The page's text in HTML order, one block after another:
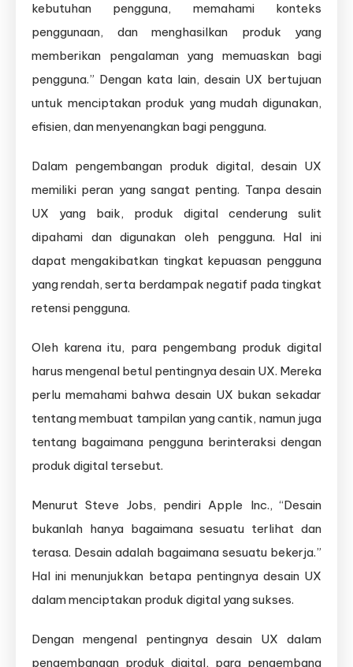
kebutuhan pengguna, memahami konteks
penggunaan, dan menghasilkan produk yang
memberikan pengalaman yang memuaskan bagi
pengguna.” Dengan kata lain, desain UX bertujuan
untuk menciptakan produk yang mudah digunakan,
efisien, dan menyenangkan bagi pengguna.
Dalam pengembangan produk digital, desain UX
memiliki peran yang sangat penting. Tanpa desain
UX yang baik, produk digital cenderung sulit
dipahami dan digunakan oleh pengguna. Hal ini
dapat mengakibatkan tingkat kepuasan pengguna
yang rendah, serta berdampak negatif pada tingkat
retensi pengguna.
Oleh karena itu, para pengembang produk digital
harus mengenal betul pentingnya desain UX. Mereka
perlu memahami bahwa desain UX bukan sekadar
tentang membuat tampilan yang cantik, namun juga
tentang bagaimana pengguna berinteraksi dengan
produk digital tersebut.
Menurut Steve Jobs, pendiri Apple Inc., “Desain
bukanlah hanya bagaimana sesuatu terlihat dan
terasa. Desain adalah bagaimana sesuatu bekerja.”
Hal ini menunjukkan betapa pentingnya desain UX
dalam menciptakan produk digital yang sukses.
Dengan mengenal pentingnya desain UX dalam
pengembangan produk digital, para pengembang